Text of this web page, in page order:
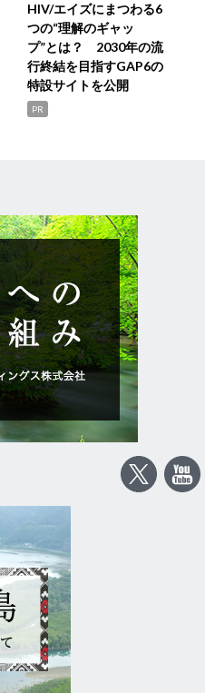
HIV/エイズにまつわる6
つの“理解のギャッ
プ”とは？ 2030年の流
行終結を目指すGAP6の
特設サイトを公開
PR